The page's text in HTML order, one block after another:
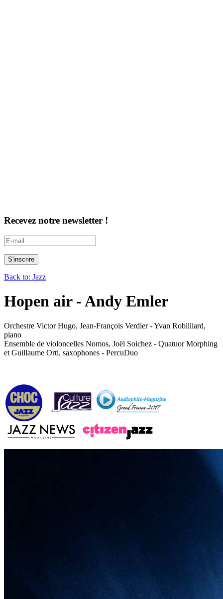
Recevez notre newsletter !
Back to: Jazz
Hopen air - Andy Emler
Orchestre Victor Hugo, Jean-François Verdier - Yvan Robilliard,
piano
Ensemble de violoncelles Nomos, Joël Soichez - Quatuor Morphing
et Guillaume Orti, saxophones - PercuDuo